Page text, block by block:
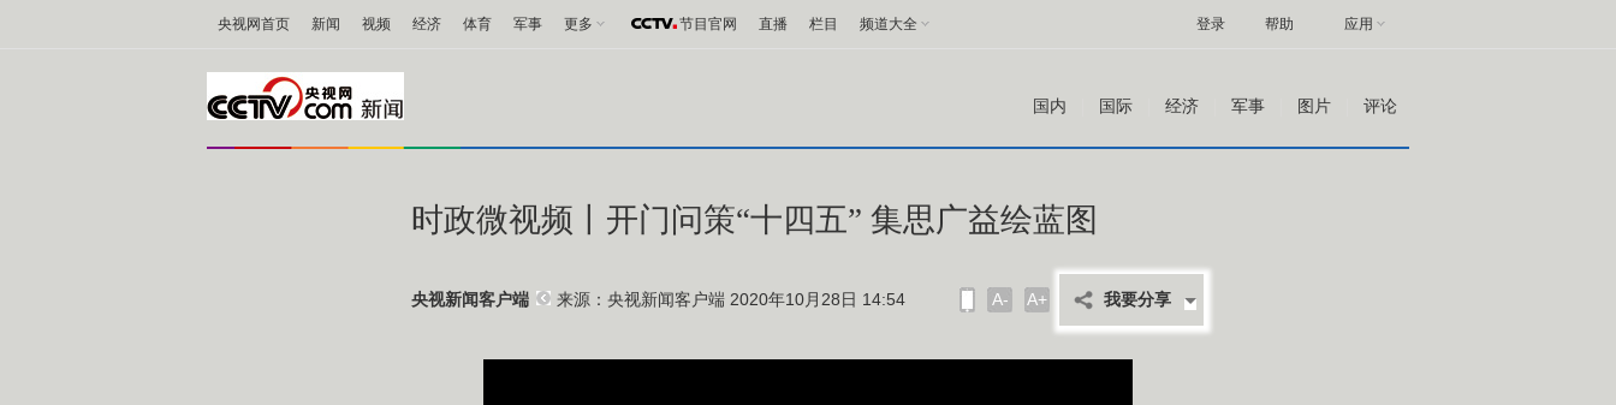
央视网首页 新闻 视频 经济 体育 军事 更多 节目官网 直播 栏目 频道大全 帮助 应用
登录
国内 国际 经济 军事 图片 评论
时政微视频丨开门问策“十四五” 集思广益绘蓝图
央视新闻客户端 来源：央视新闻客户端 2020年10月28日 14:54 A- A+ 我要分享